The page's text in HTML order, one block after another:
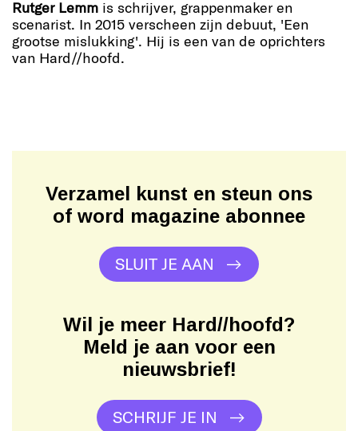
Rutger Lemm is schrijver, grappenmaker en
scenarist. In 2015 verscheen zijn debuut, 'Een
grootse mislukking'. Hij is een van de oprichters
van Hard//hoofd.
Verzamel kunst en steun ons
of word magazine abonnee
SLUIT JE AAN
Wil je meer Hard//hoofd?
Meld je aan voor een
nieuwsbrief!
SCHRIJF JE IN